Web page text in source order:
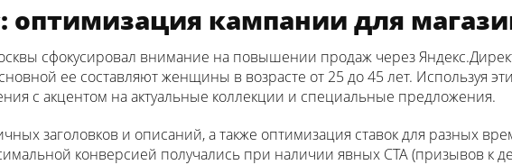
оптимизация кампании для
сфокусировал внимание на повышении продаж через
ее составляют женщины в возрасте от 25 до 45 лет. Используя
с акцентом на актуальные коллекции и специальные предложения.
заголовков и описаний, а также оптимизация ставок для разных
конверсией получались при наличии явных CTA (призывов к